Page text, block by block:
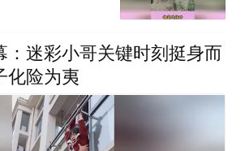
：迷彩小哥关键时刻挺身而
化险为夷